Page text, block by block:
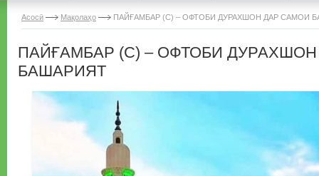
Асосӣ Мақолаҳо ПАЙҒАМБАР (С) – ОФТОБИ ДУРАХШОН ДАР САМОИ
ПАЙҒАМБАР (С) – ОФТОБИ
БАШАРИЯТ